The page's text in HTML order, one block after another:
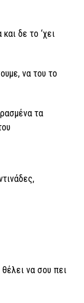
δε το ‘χει
να του το
τα
να σου πει